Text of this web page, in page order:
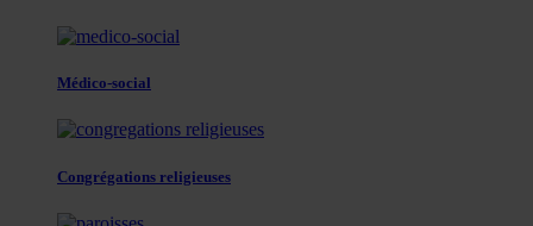
Médico-social
Congrégations religieuses